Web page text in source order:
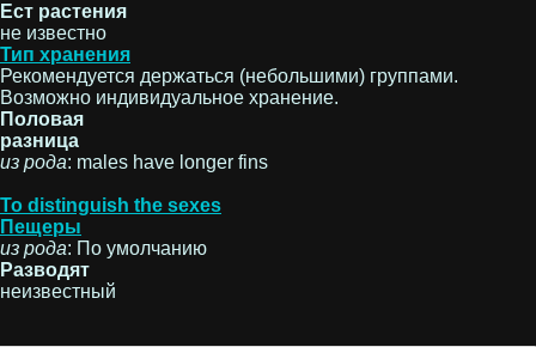
Ест растения
не известно
Тип хранения
Рекомендуется держаться (небольшими) группами.
Возможно индивидуальное хранение.
Половая
разница
из рода: males have longer fins
To distinguish the sexes
Пещеры
из рода: По умолчанию
Разводят
неизвестный